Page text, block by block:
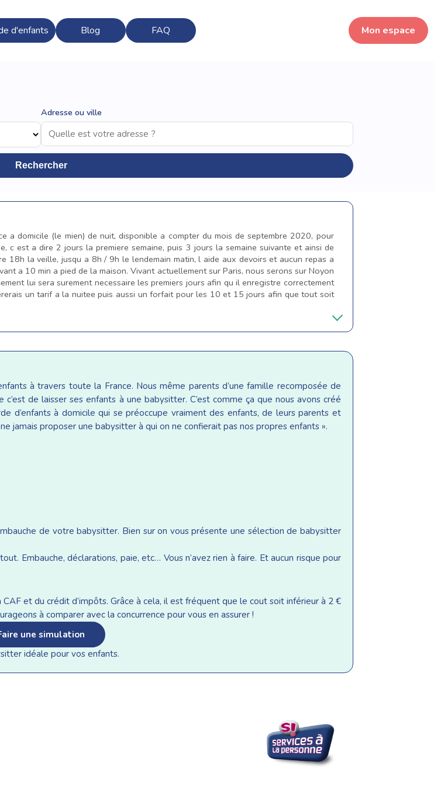
d'enfants Blog FAQ Mon espace
Adresse ou ville
Rechercher
a domicile (le mien) de nuit, disponible a compter du mois de septembre 2020, pour
c est a dire 2 jours la premiere semaine, puis 3 jours la semaine suivante et ainsi de
18h la veille, jusqu a 8h / 9h le lendemain matin, l aide aux devoirs et aucun repas a
a 10 min a pied de la maison. Vivant actuellement sur Paris, nous serons sur Noyon
lui sera surement necessaire les premiers jours afin qu il enregistre correctement
un tarif a la nuitee puis aussi un forfait pour les 10 et 15 jours afin que tout soit
à travers toute la France. Nous même parents d’une famille recomposée de
c’est de laisser ses enfants à une babysitter. C’est comme ça que nous avons créé
d’enfants à domicile qui se préoccupe vraiment des enfants, de leurs parents et
jamais proposer une babysitter à qui on ne confierait pas nos propres enfants ».
de votre babysitter. Bien sur on vous présente une sélection de babysitter
Embauche, déclarations, paie, etc… Vous n’avez rien à faire. Et aucun risque pour
et du crédit d’impôts. Grâce à cela, il est fréquent que le cout soit inférieur à 2 €
à comparer avec la concurrence pour vous en assurer !
une simulation
idéale pour vos enfants.